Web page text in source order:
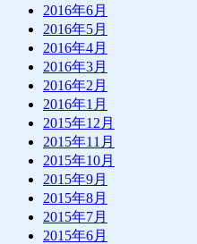
2016年6月
2016年5月
2016年4月
2016年3月
2016年2月
2016年1月
2015年12月
2015年11月
2015年10月
2015年9月
2015年8月
2015年7月
2015年6月